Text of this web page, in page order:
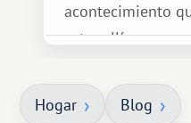
acontecimiento
estar allí...
Hogar Blog